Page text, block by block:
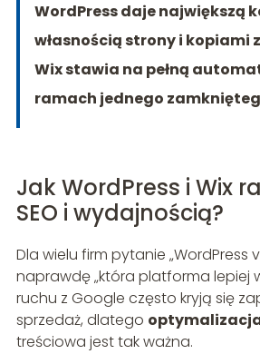
WordPress daje największą
własnością strony i kopiami
Wix stawia na pełną
ramach jednego
Jak WordPress i Wix
SEO i wydajnością?
Dla wielu firm pytanie „WordPress
naprawdę „która platforma lepiej
ruchu z Google często kryją się
sprzedaż, dlatego
treściowa jest tak ważna.